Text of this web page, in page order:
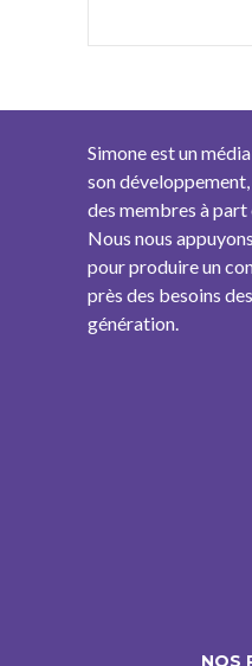
Simone est un
son
des membres à
Nous nous
pour produire un
près des besoins
génération.
NOS